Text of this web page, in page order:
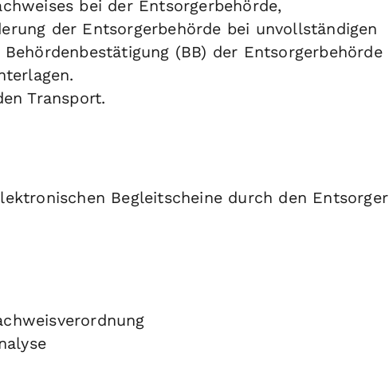
bei der Entsorgerbehörde,
der Entsorgerbehörde bei unvollständigen
(BB) der Entsorgerbehörde
Transport.
Begleitscheine durch den Entsorger